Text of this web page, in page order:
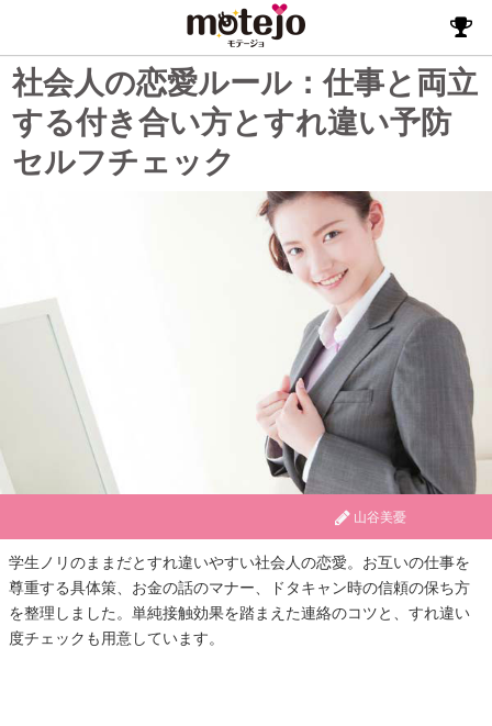
社会人の恋愛ルール：仕事と両立
する付き合い方とすれ違い予防
セルフチェック
山谷美憂
学生ノリのままだとすれ違いやすい社会人の恋愛。お互いの仕事を
尊重する具体策、お金の話のマナー、ドタキャン時の信頼の保ち方
を整理しました。単純接触効果を踏まえた連絡のコツと、すれ違い
度チェックも用意しています。